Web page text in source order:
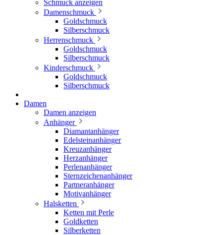
Schmuck anzeigen
Damenschmuck
Goldschmuck
Silberschmuck
Herrenschmuck
Goldschmuck
Silberschmuck
Kinderschmuck
Goldschmuck
Silberschmuck
Damen
Damen anzeigen
Anhänger
Diamantanhänger
Edelsteinanhänger
Kreuzanhänger
Herzanhänger
Perlenanhänger
Sternzeichenanhänger
Partneranhänger
Motivanhänger
Halsketten
Ketten mit Perle
Goldketten
Silberketten